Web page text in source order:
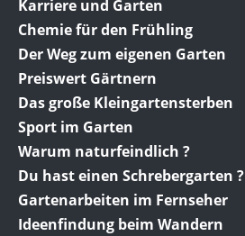
Karriere und Garten
Chemie für den Frühling
Der Weg zum eigenen Garten
Preiswert Gärtnern
Das große Kleingartensterben
Sport im Garten
Warum naturfeindlich ?
Du hast einen Schrebergarten ?
Gartenarbeiten im Fernseher
Ideenfindung beim Wandern